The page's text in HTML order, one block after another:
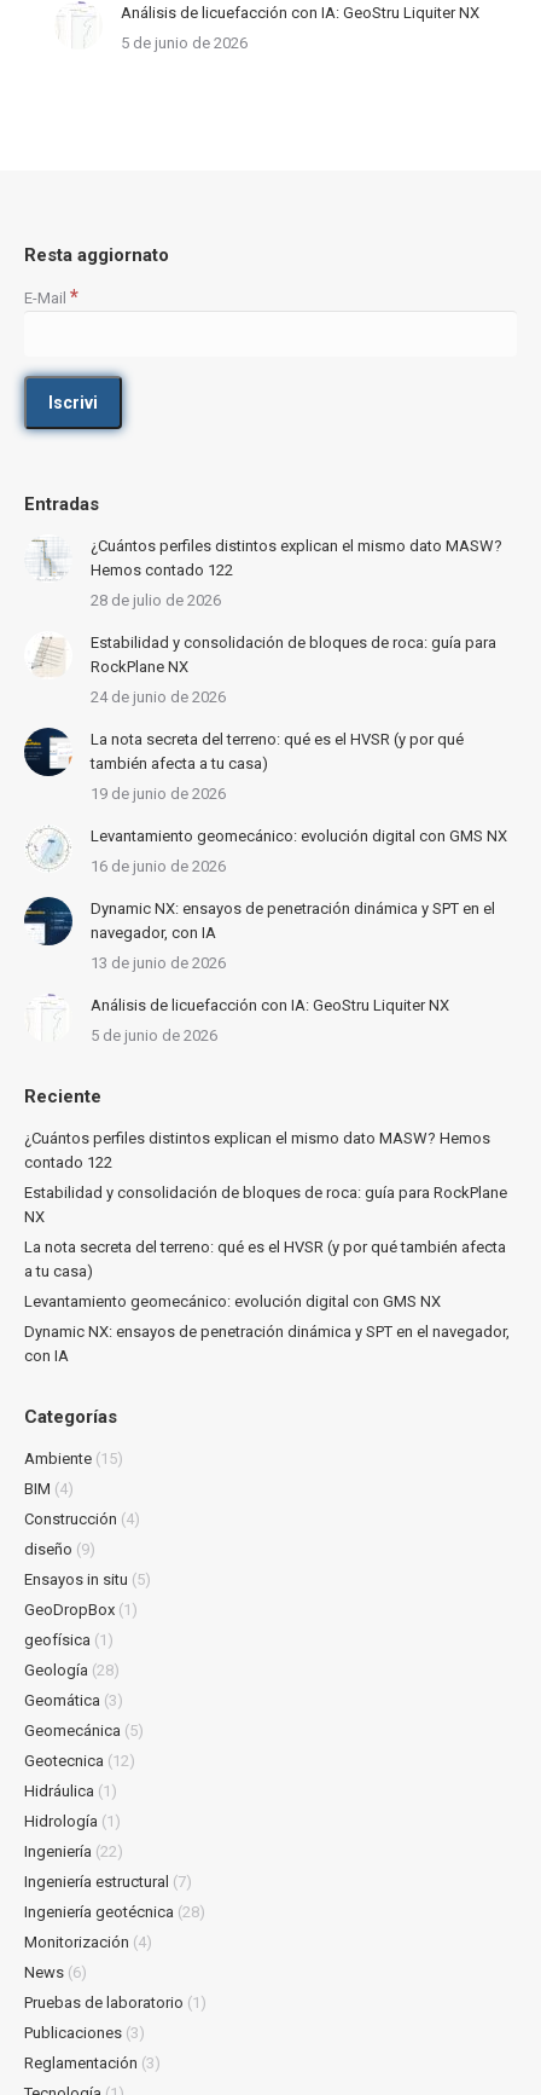
Análisis de licuefacción con IA: GeoStru Liquiter NX
5 de junio de 2026
Resta aggiornato
E-Mail *
Entradas
¿Cuántos perfiles distintos explican el mismo dato MASW?
Hemos contado 122
28 de julio de 2026
Estabilidad y consolidación de bloques de roca: guía para
RockPlane NX
24 de junio de 2026
La nota secreta del terreno: qué es el HVSR (y por qué
también afecta a tu casa)
19 de junio de 2026
Levantamiento geomecánico: evolución digital con GMS NX
16 de junio de 2026
Dynamic NX: ensayos de penetración dinámica y SPT en el
navegador, con IA
13 de junio de 2026
Análisis de licuefacción con IA: GeoStru Liquiter NX
5 de junio de 2026
Reciente
¿Cuántos perfiles distintos explican el mismo dato MASW? Hemos
contado 122
Estabilidad y consolidación de bloques de roca: guía para RockPlane
NX
La nota secreta del terreno: qué es el HVSR (y por qué también afecta
a tu casa)
Levantamiento geomecánico: evolución digital con GMS NX
Dynamic NX: ensayos de penetración dinámica y SPT en el navegador,
con IA
Categorías
Ambiente (15)
BIM (4)
Construcción (4)
diseño (9)
Ensayos in situ (5)
GeoDropBox (1)
geofísica (1)
Geología (28)
Geomática (3)
Geomecánica (5)
Geotecnica (12)
Hidráulica (1)
Hidrología (1)
Ingeniería (22)
Ingeniería estructural (7)
Ingeniería geotécnica (28)
Monitorización (4)
News (6)
Pruebas de laboratorio (1)
Publicaciones (3)
Reglamentación (3)